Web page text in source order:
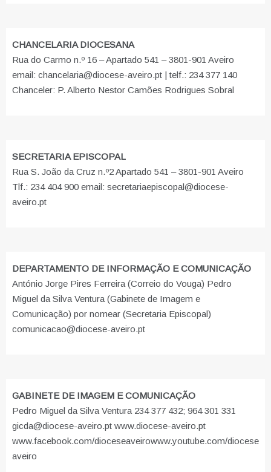
CHANCELARIA DIOCESANA
Rua do Carmo n.º 16 – Apartado 541 – 3801-901 Aveiro
email: chancelaria@diocese-aveiro.pt | telf.: 234 377 140
Chanceler: P. Alberto Nestor Camões Rodrigues Sobral
SECRETARIA EPISCOPAL
Rua S. João da Cruz n.º2 Apartado 541 – 3801-901 Aveiro
Tlf.: 234 404 900 email: secretariaepiscopal@diocese-
aveiro.pt
DEPARTAMENTO DE INFORMAÇÃO E COMUNICAÇÃO
António Jorge Pires Ferreira (Correio do Vouga) Pedro
Miguel da Silva Ventura (Gabinete de Imagem e
Comunicação) por nomear (Secretaria Episcopal)
comunicacao@diocese-aveiro.pt
GABINETE DE IMAGEM E COMUNICAÇÃO
Pedro Miguel da Silva Ventura 234 377 432; 964 301 331
gicda@diocese-aveiro.pt www.diocese-aveiro.pt
www.facebook.com/dioceseaveirowww.youtube.com/diocese
aveiro